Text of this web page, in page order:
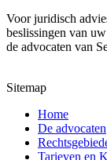
Voor juridisch
beslissingen van
de advocaten van
Sitemap
Home
De advocaten
Tarieven en